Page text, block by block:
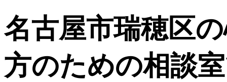
名古屋市瑞穂区
方のための相談